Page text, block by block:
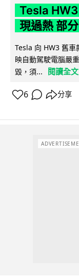
Tesla
現過熱 部
Tesla 向 HW3 舊車
映自動駕駛電腦嚴
毀，須...
閱讀全文
6 分享